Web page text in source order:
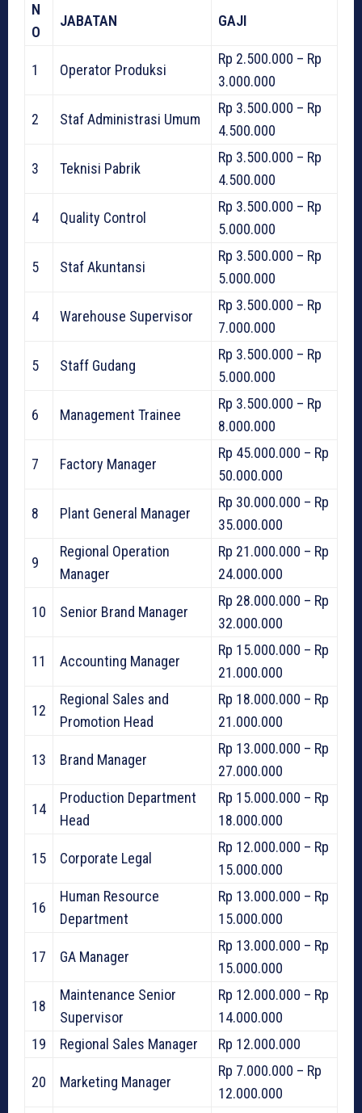
N
O
JABATAN GAJI
1 Operator Produksi
Rp 2.500.000 – Rp
3.000.000
2 Staf Administrasi Umum
Rp 3.500.000 – Rp
4.500.000
3 Teknisi Pabrik
Rp 3.500.000 – Rp
4.500.000
4 Quality Control
Rp 3.500.000 – Rp
5.000.000
5 Staf Akuntansi
Rp 3.500.000 – Rp
5.000.000
4 Warehouse Supervisor
Rp 3.500.000 – Rp
7.000.000
5 Staff Gudang
Rp 3.500.000 – Rp
5.000.000
6 Management Trainee
Rp 3.500.000 – Rp
8.000.000
7 Factory Manager
Rp 45.000.000 – Rp
50.000.000
8 Plant General Manager
Rp 30.000.000 – Rp
35.000.000
9
Regional Operation
Manager
Rp 21.000.000 – Rp
24.000.000
10 Senior Brand Manager
Rp 28.000.000 – Rp
32.000.000
11 Accounting Manager
Rp 15.000.000 – Rp
21.000.000
12
Regional Sales and
Promotion Head
Rp 18.000.000 – Rp
21.000.000
13 Brand Manager
Rp 13.000.000 – Rp
27.000.000
14
Production Department
Head
Rp 15.000.000 – Rp
18.000.000
15 Corporate Legal
Rp 12.000.000 – Rp
15.000.000
16
Human Resource
Department
Rp 13.000.000 – Rp
15.000.000
17 GA Manager
Rp 13.000.000 – Rp
15.000.000
18
Maintenance Senior
Supervisor
Rp 12.000.000 – Rp
14.000.000
19
Regional Sales Manager Rp 12.000.000
20 Marketing Manager
Rp 7.000.000 – Rp
12.000.000